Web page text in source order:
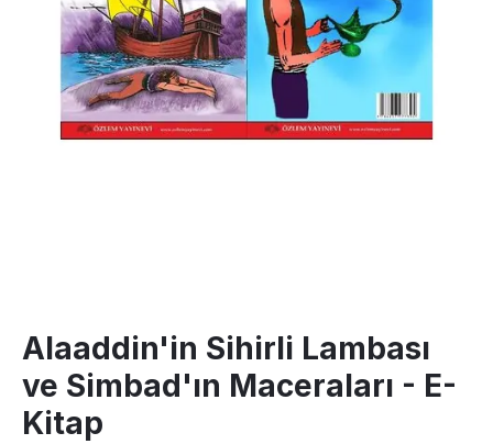
Alaaddin'in Sihirli Lambası
ve Simbad'ın Maceraları - E-
Kitap